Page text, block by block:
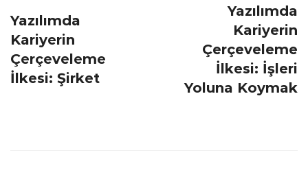
Yazılımda
Kariyerin
Çerçeveleme
İlkesi: Şirket
Yazılımda
Kariyerin
Çerçeveleme
İlkesi: İşleri
Yoluna Koymak